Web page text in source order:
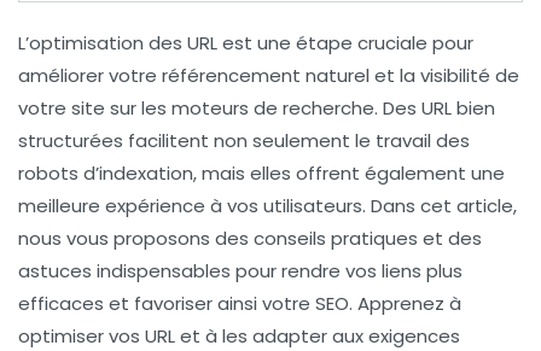
L’optimisation des URLest une étape cruciale pour
améliorer votre référencement naturel et la visibilité de
votre site sur les moteurs de recherche. Des URL bien
structurées facilitent non seulement le travail des
robots d’indexation, mais elles offrent également une
meilleure expérience à vos utilisateurs. Dans cet article,
nous vous proposons des conseils pratiques et des
astuces indispensables pour rendre vos liens plus
efficaces et favoriser ainsi votre SEO. Apprenez à
optimiser vos URL et à les adapter aux exigences